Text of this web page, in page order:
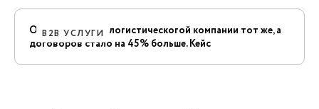
B2B УСЛУГИ
Отдел продаж в логистическогой компании тот же, а
договоров стало на 45% больше. Кейс